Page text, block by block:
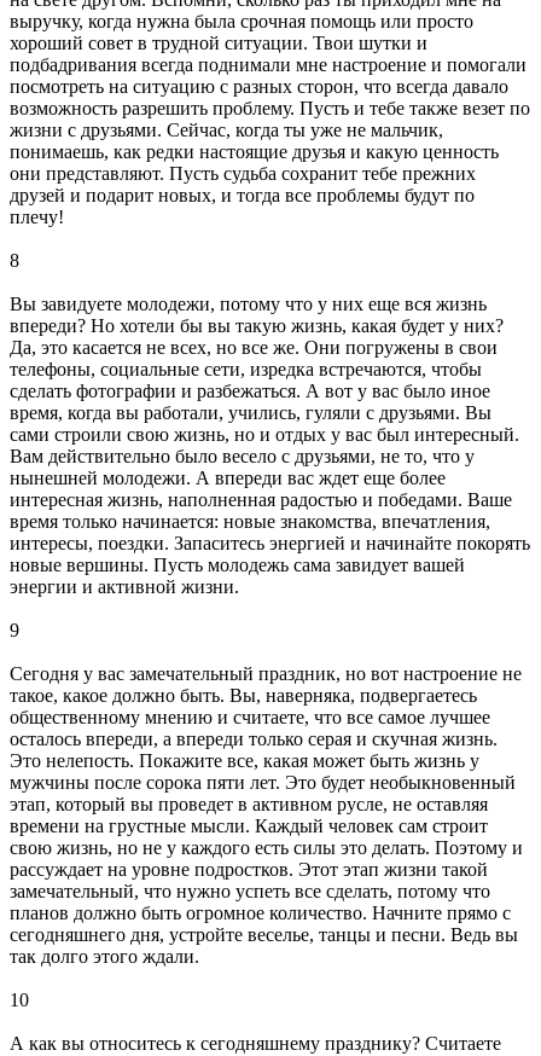
выручку, когда нужна была срочная помощь или просто
хороший совет в трудной ситуации. Твои шутки и
подбадривания всегда поднимали мне настроение и помогали
посмотреть на ситуацию с разных сторон, что всегда давало
возможность разрешить проблему. Пусть и тебе также везет по
жизни с друзьями. Сейчас, когда ты уже не мальчик,
понимаешь, как редки настоящие друзья и какую ценность
они представляют. Пусть судьба сохранит тебе прежних
друзей и подарит новых, и тогда все проблемы будут по
плечу!
8
Вы завидуете молодежи, потому что у них еще вся жизнь
впереди? Но хотели бы вы такую жизнь, какая будет у них?
Да, это касается не всех, но все же. Они погружены в свои
телефоны, социальные сети, изредка встречаются, чтобы
сделать фотографии и разбежаться. А вот у вас было иное
время, когда вы работали, учились, гуляли с друзьями. Вы
сами строили свою жизнь, но и отдых у вас был интересный.
Вам действительно было весело с друзьями, не то, что у
нынешней молодежи. А впереди вас ждет еще более
интересная жизнь, наполненная радостью и победами. Ваше
время только начинается: новые знакомства, впечатления,
интересы, поездки. Запаситесь энергией и начинайте покорять
новые вершины. Пусть молодежь сама завидует вашей
энергии и активной жизни.
9
Сегодня у вас замечательный праздник, но вот настроение не
такое, какое должно быть. Вы, наверняка, подвергаетесь
общественному мнению и считаете, что все самое лучшее
осталось впереди, а впереди только серая и скучная жизнь.
Это нелепость. Покажите все, какая может быть жизнь у
мужчины после сорока пяти лет. Это будет необыкновенный
этап, который вы проведет в активном русле, не оставляя
времени на грустные мысли. Каждый человек сам строит
свою жизнь, но не у каждого есть силы это делать. Поэтому и
рассуждает на уровне подростков. Этот этап жизни такой
замечательный, что нужно успеть все сделать, потому что
планов должно быть огромное количество. Начните прямо с
сегодняшнего дня, устройте веселье, танцы и песни. Ведь вы
так долго этого ждали.
10
А как вы относитесь к сегодняшнему празднику? Считаете